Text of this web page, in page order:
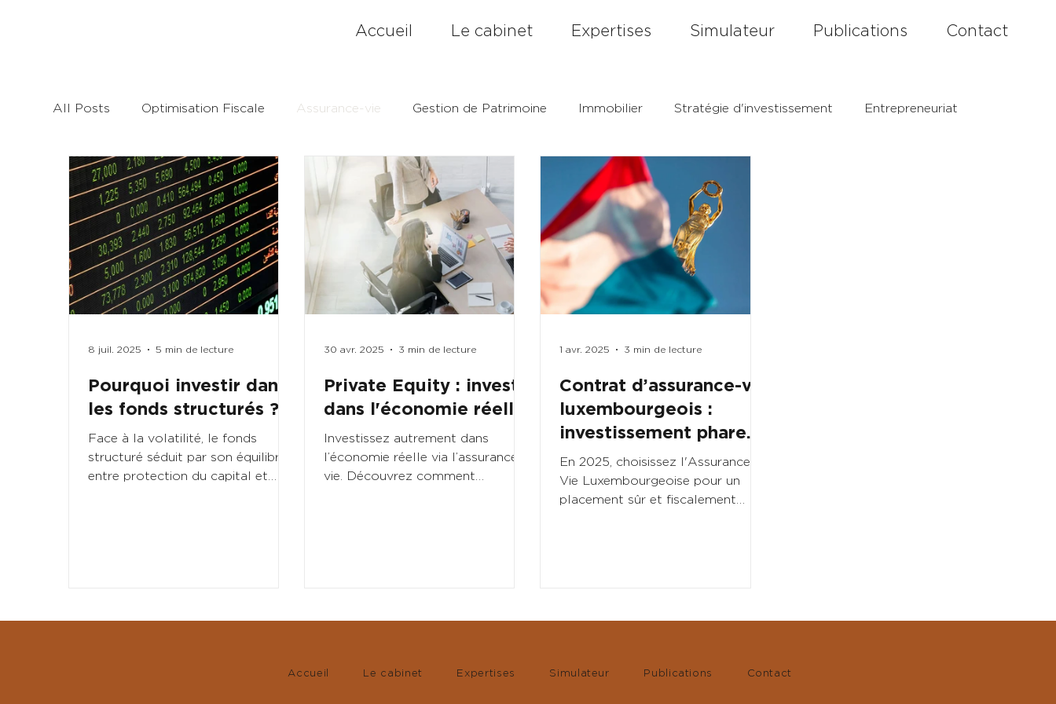
Accueil Le cabinet Expertises Simulateur Publications Contact
All Posts Optimisation Fiscale Assurance-vie Gestion de Patrimoine Immobilier Stratégie d'investissement Entrepreneuriat
Pourquoi investir dans
les fonds structurés ?
Face à la volatilité, le fonds
structuré séduit par son équilibre
entre protection du capital et
8 juil. 2025 5 min de lecture
Private Equity : investir
dans l'économie réelle
Investissez autrement dans
l’économie réelle via l’assurance-
vie. Découvrez comment
30 avr. 2025 3 min de lecture
Contrat d’assurance-vie
luxembourgeois :
investissement phare
en 2025
En 2025, choisissez l'Assurance-
Vie Luxembourgeoise pour un
placement sûr et fiscalement
1 avr. 2025 3 min de lecture
Accueil Le cabinet Expertises Simulateur Publications Contact